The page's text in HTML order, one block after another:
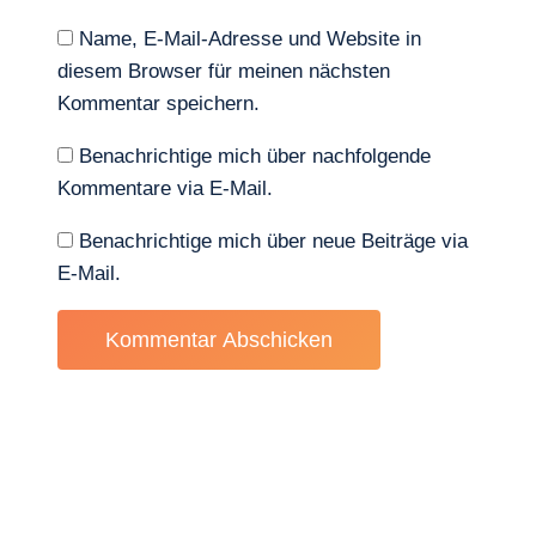
Name, E-Mail-Adresse und Website in
diesem Browser für meinen nächsten
Kommentar speichern.
Benachrichtige mich über nachfolgende
Kommentare via E-Mail.
Benachrichtige mich über neue Beiträge via
E-Mail.